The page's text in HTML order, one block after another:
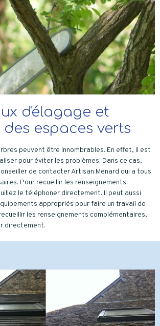
d'élagage et
espaces verts
peuvent être innombrables. En effet, il est
pour éviter les problèmes. Dans ce cas,
de contacter Artisan Menard qui a tous
Pour recueillir les renseignements
le téléphoner directement. Il peut aussi
appropriés pour faire un travail de
les renseignements complémentaires,
directement.